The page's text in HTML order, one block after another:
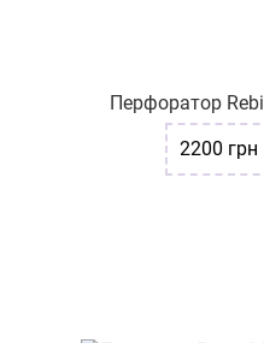
Перфоратор
2200 грн